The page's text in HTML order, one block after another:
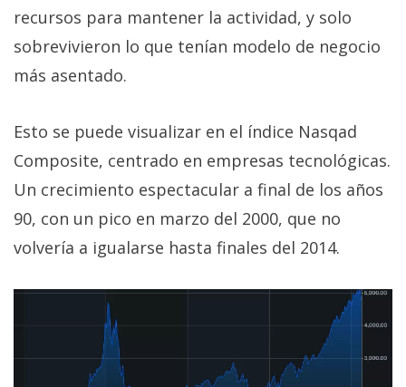
recursos para mantener la actividad, y solo
sobrevivieron lo que tenían modelo de negocio
más asentado.
Esto se puede visualizar en el índice Nasqad
Composite, centrado en empresas tecnológicas.
Un crecimiento espectacular a final de los años
90, con un pico en marzo del 2000, que no
volvería a igualarse hasta finales del 2014.